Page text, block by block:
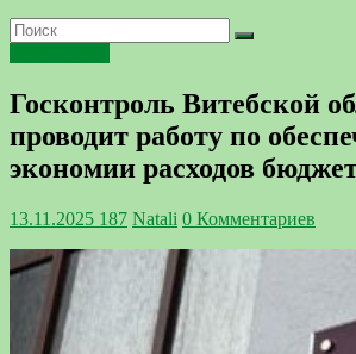
Госконтроль Витебской
проводит работу по
экономии расходов
13.11.2025 187 Natali 0 Комментариев